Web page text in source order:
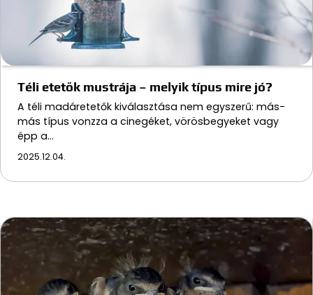
Téli etetők mustrája – melyik típus mire jó?
A téli madáretetők kiválasztása nem egyszerű: más-
más típus vonzza a cinegéket, vörösbegyeket vagy
épp a…
2025.12.04.